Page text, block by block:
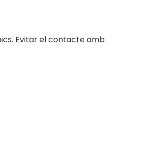
Evitar el contacte amb